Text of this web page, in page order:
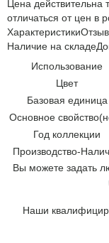
Цена действительна
отличаться от цен в
Характеристики
Наличие на складе
Использование
Цвет
Базовая единица
Основное
Год коллекции
Производство-
Вы можете задать
Наши